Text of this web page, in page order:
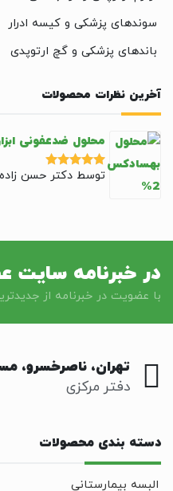
سوندهای پزشکی و کیسه ادرار
باندهای پزشکی و گچ ارتوپدی
آخرین نظرات محصولات
محلول ضدعفونی
نمره5 از 5
توسط دکتر حسن زاده
در خبرنامه سایت
با عضویت در خبرنامه از
تهران، ناصرخسرو،
دفتر مرکزی
دسته بندی محصولات
البسه بیمارستانی